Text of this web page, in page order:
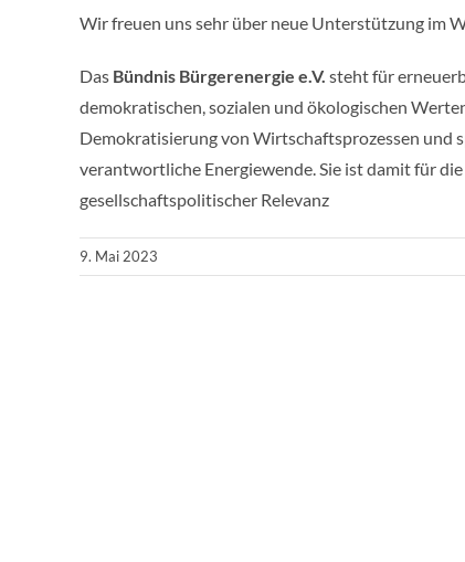
Wir freuen uns sehr über neue Unterstützung im
Das Bündnis Bürgerenergie e.V. steht für
demokratischen, sozialen und ökologischen
Demokratisierung von Wirtschaftsprozessen und
verantwortliche Energiewende. Sie ist damit für
gesellschaftspolitischer Relevanz
9. Mai 2023